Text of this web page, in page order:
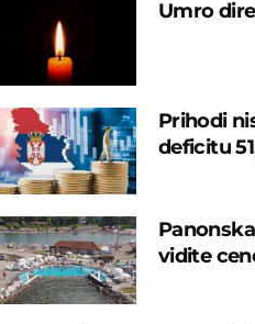
Umro
Prihodi
deficitu
vidite